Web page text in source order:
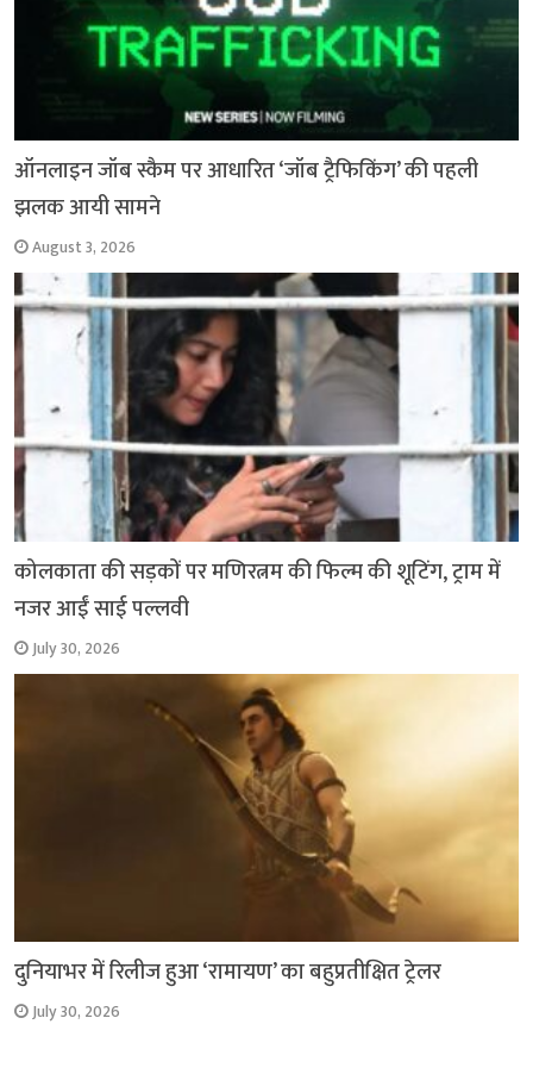
ऑनलाइन जॉब स्कैम पर आधारित ‘जॉब ट्रैफिकिंग’ की पहली
झलक आयी सामने
August 3, 2026
कोलकाता की सड़कों पर मणिरत्नम की फिल्म की शूटिंग, ट्राम में
नजर आईं साई पल्लवी
July 30, 2026
दुनियाभर में रिलीज हुआ ‘रामायण’ का बहुप्रतीक्षित ट्रेलर
July 30, 2026